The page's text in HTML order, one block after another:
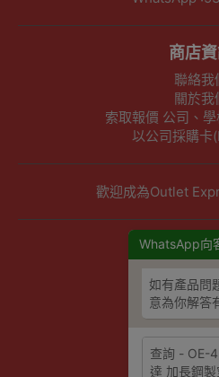
WhatsApp向
如有產品問
意為你解答
商店
聯絡我
關於我
索取報價 公司、
以公司採購卡
歡迎成為Outlet
其他
隱私權及
保養條款及
條款及
網站地